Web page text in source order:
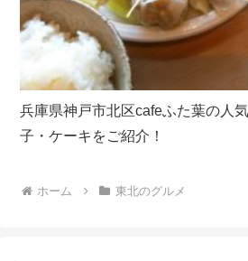
兵庫県神戸市北区cafeふた葉の人
子・ケーキをご紹介！
ホーム 東北のグルメ